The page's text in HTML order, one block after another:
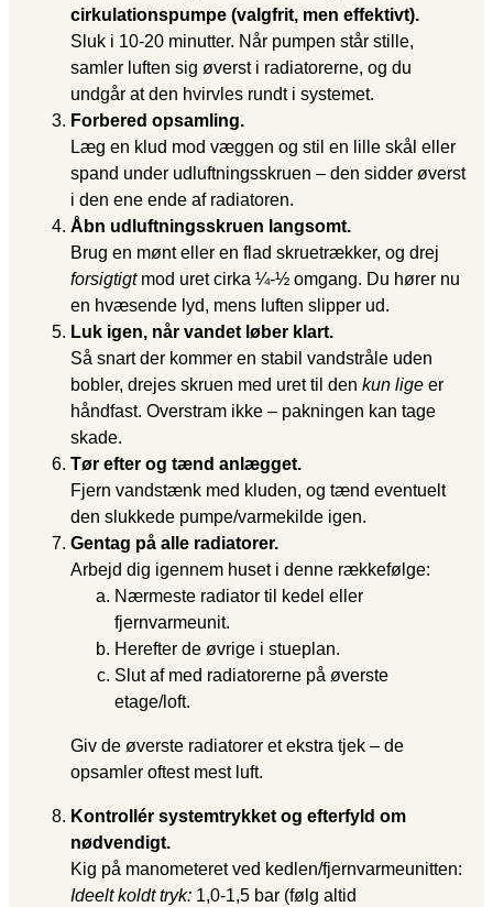
cirkulationspumpe (valgfrit, men effektivt).
Sluk i 10-20 minutter. Når pumpen står stille,
samler luften sig øverst i radiatorerne, og du
undgår at den hvirvles rundt i systemet.
Forbered opsamling.
Læg en klud mod væggen og stil en lille skål eller
spand under udluftningsskruen – den sidder øverst
i den ene ende af radiatoren.
Åbn udluftningsskruen langsomt.
Brug en mønt eller en flad skruetrækker, og drej
forsigtigtmod uret cirka ¼-½ omgang. Du hører nu
en hvæsende lyd, mens luften slipper ud.
Luk igen, når vandet løber klart.
Så snart der kommer en stabil vandstråle uden
bobler, drejes skruen med uret til den kun lige er
håndfast. Overstram ikke – pakningen kan tage
skade.
Tør efter og tænd anlægget.
Fjern vandstænk med kluden, og tænd eventuelt
den slukkede pumpe/varmekilde igen.
Gentag på alle radiatorer.
Arbejd dig igennem huset i denne rækkefølge:
Nærmeste radiator til kedel eller
fjernvarmeunit.
Herefter de øvrige i stueplan.
Slut af med radiatorerne på øverste
etage/loft.
Giv de øverste radiatorer et ekstra tjek – de
opsamler oftest mest luft.
Kontrollér systemtrykket og efterfyld om
nødvendigt.
Kig på manometeret ved kedlen/fjernvarmeunitten:
Ideelt koldt tryk: 1,0-1,5 bar (følg altid